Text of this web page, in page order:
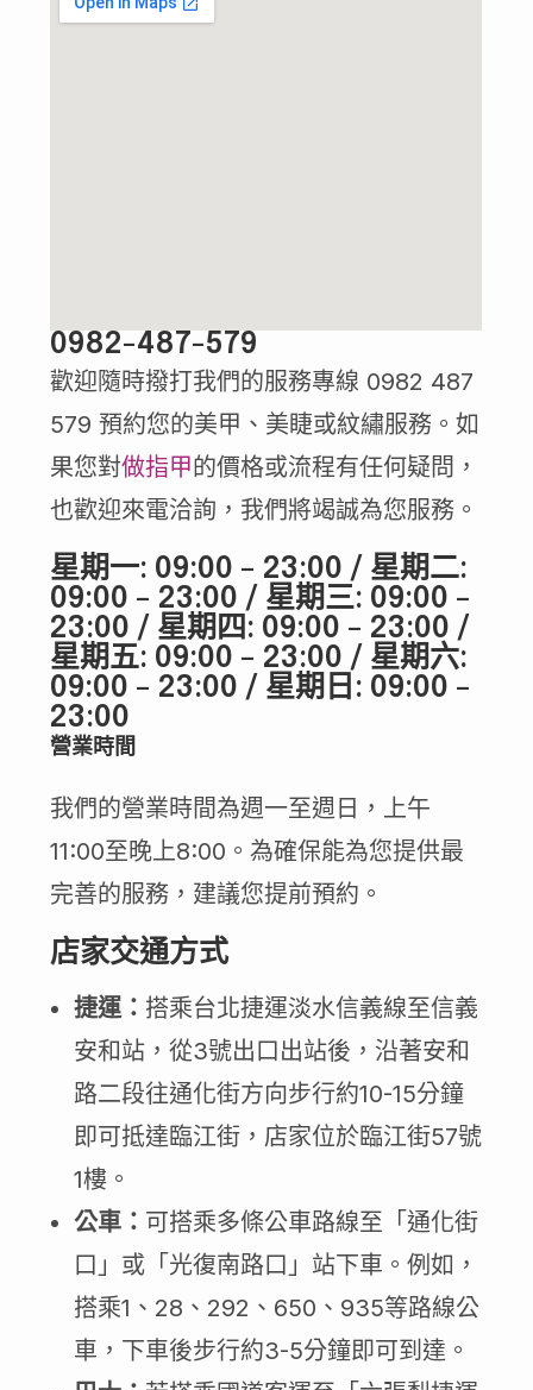
0982-487-579
歡迎隨時撥打我們的服務專線 0982 487
579 預約您的美甲、美睫或紋繡服務。如
果您對做指甲的價格或流程有任何疑問，
也歡迎來電洽詢，我們將竭誠為您服務。
星期一: 09:00 – 23:00 / 星期二:
09:00 – 23:00 / 星期三: 09:00 –
23:00 / 星期四: 09:00 – 23:00 /
星期五: 09:00 – 23:00 / 星期六:
09:00 – 23:00 / 星期日: 09:00 –
23:00
營業時間
我們的營業時間為週一至週日，上午
11:00至晚上8:00。為確保能為您提供最
完善的服務，建議您提前預約。
店家交通方式
捷運： 搭乘台北捷運淡水信義線至信義
安和站，從3號出口出站後，沿著安和
路二段往通化街方向步行約10-15分鐘
即可抵達臨江街，店家位於臨江街57號
1樓。
公車： 可搭乘多條公車路線至「通化街
口」或「光復南路口」站下車。例如，
搭乘1、28、292、650、935等路線公
車，下車後步行約3-5分鐘即可到達。